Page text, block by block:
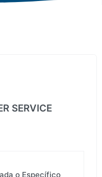
SERVICE
o Específico